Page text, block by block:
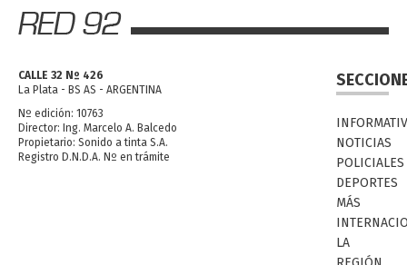
CALLE 32 Nº 426
La Plata - BS AS - ARGENTINA
Nº edición: 10763
Director: Ing. Marcelo A. Balcedo
Propietario: Sonido a tinta S.A.
Registro D.N.D.A. Nº en trámite
NOTICIAS
POLICIALES
DEPORTES
MÁS
LA